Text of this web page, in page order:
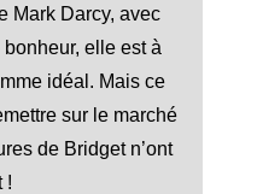
Mark Darcy, avec
elle est à
idéal. Mais ce
sur le marché
de Bridget n’ont
!